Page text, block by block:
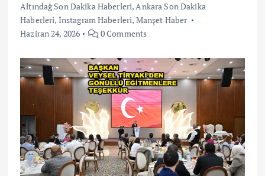
Altındağ Son Dakika Haberleri,Ankara Son Dakika
Haberleri, İnstagram Haberleri, Manşet Haber
Haziran 24, 2026
0 Comments